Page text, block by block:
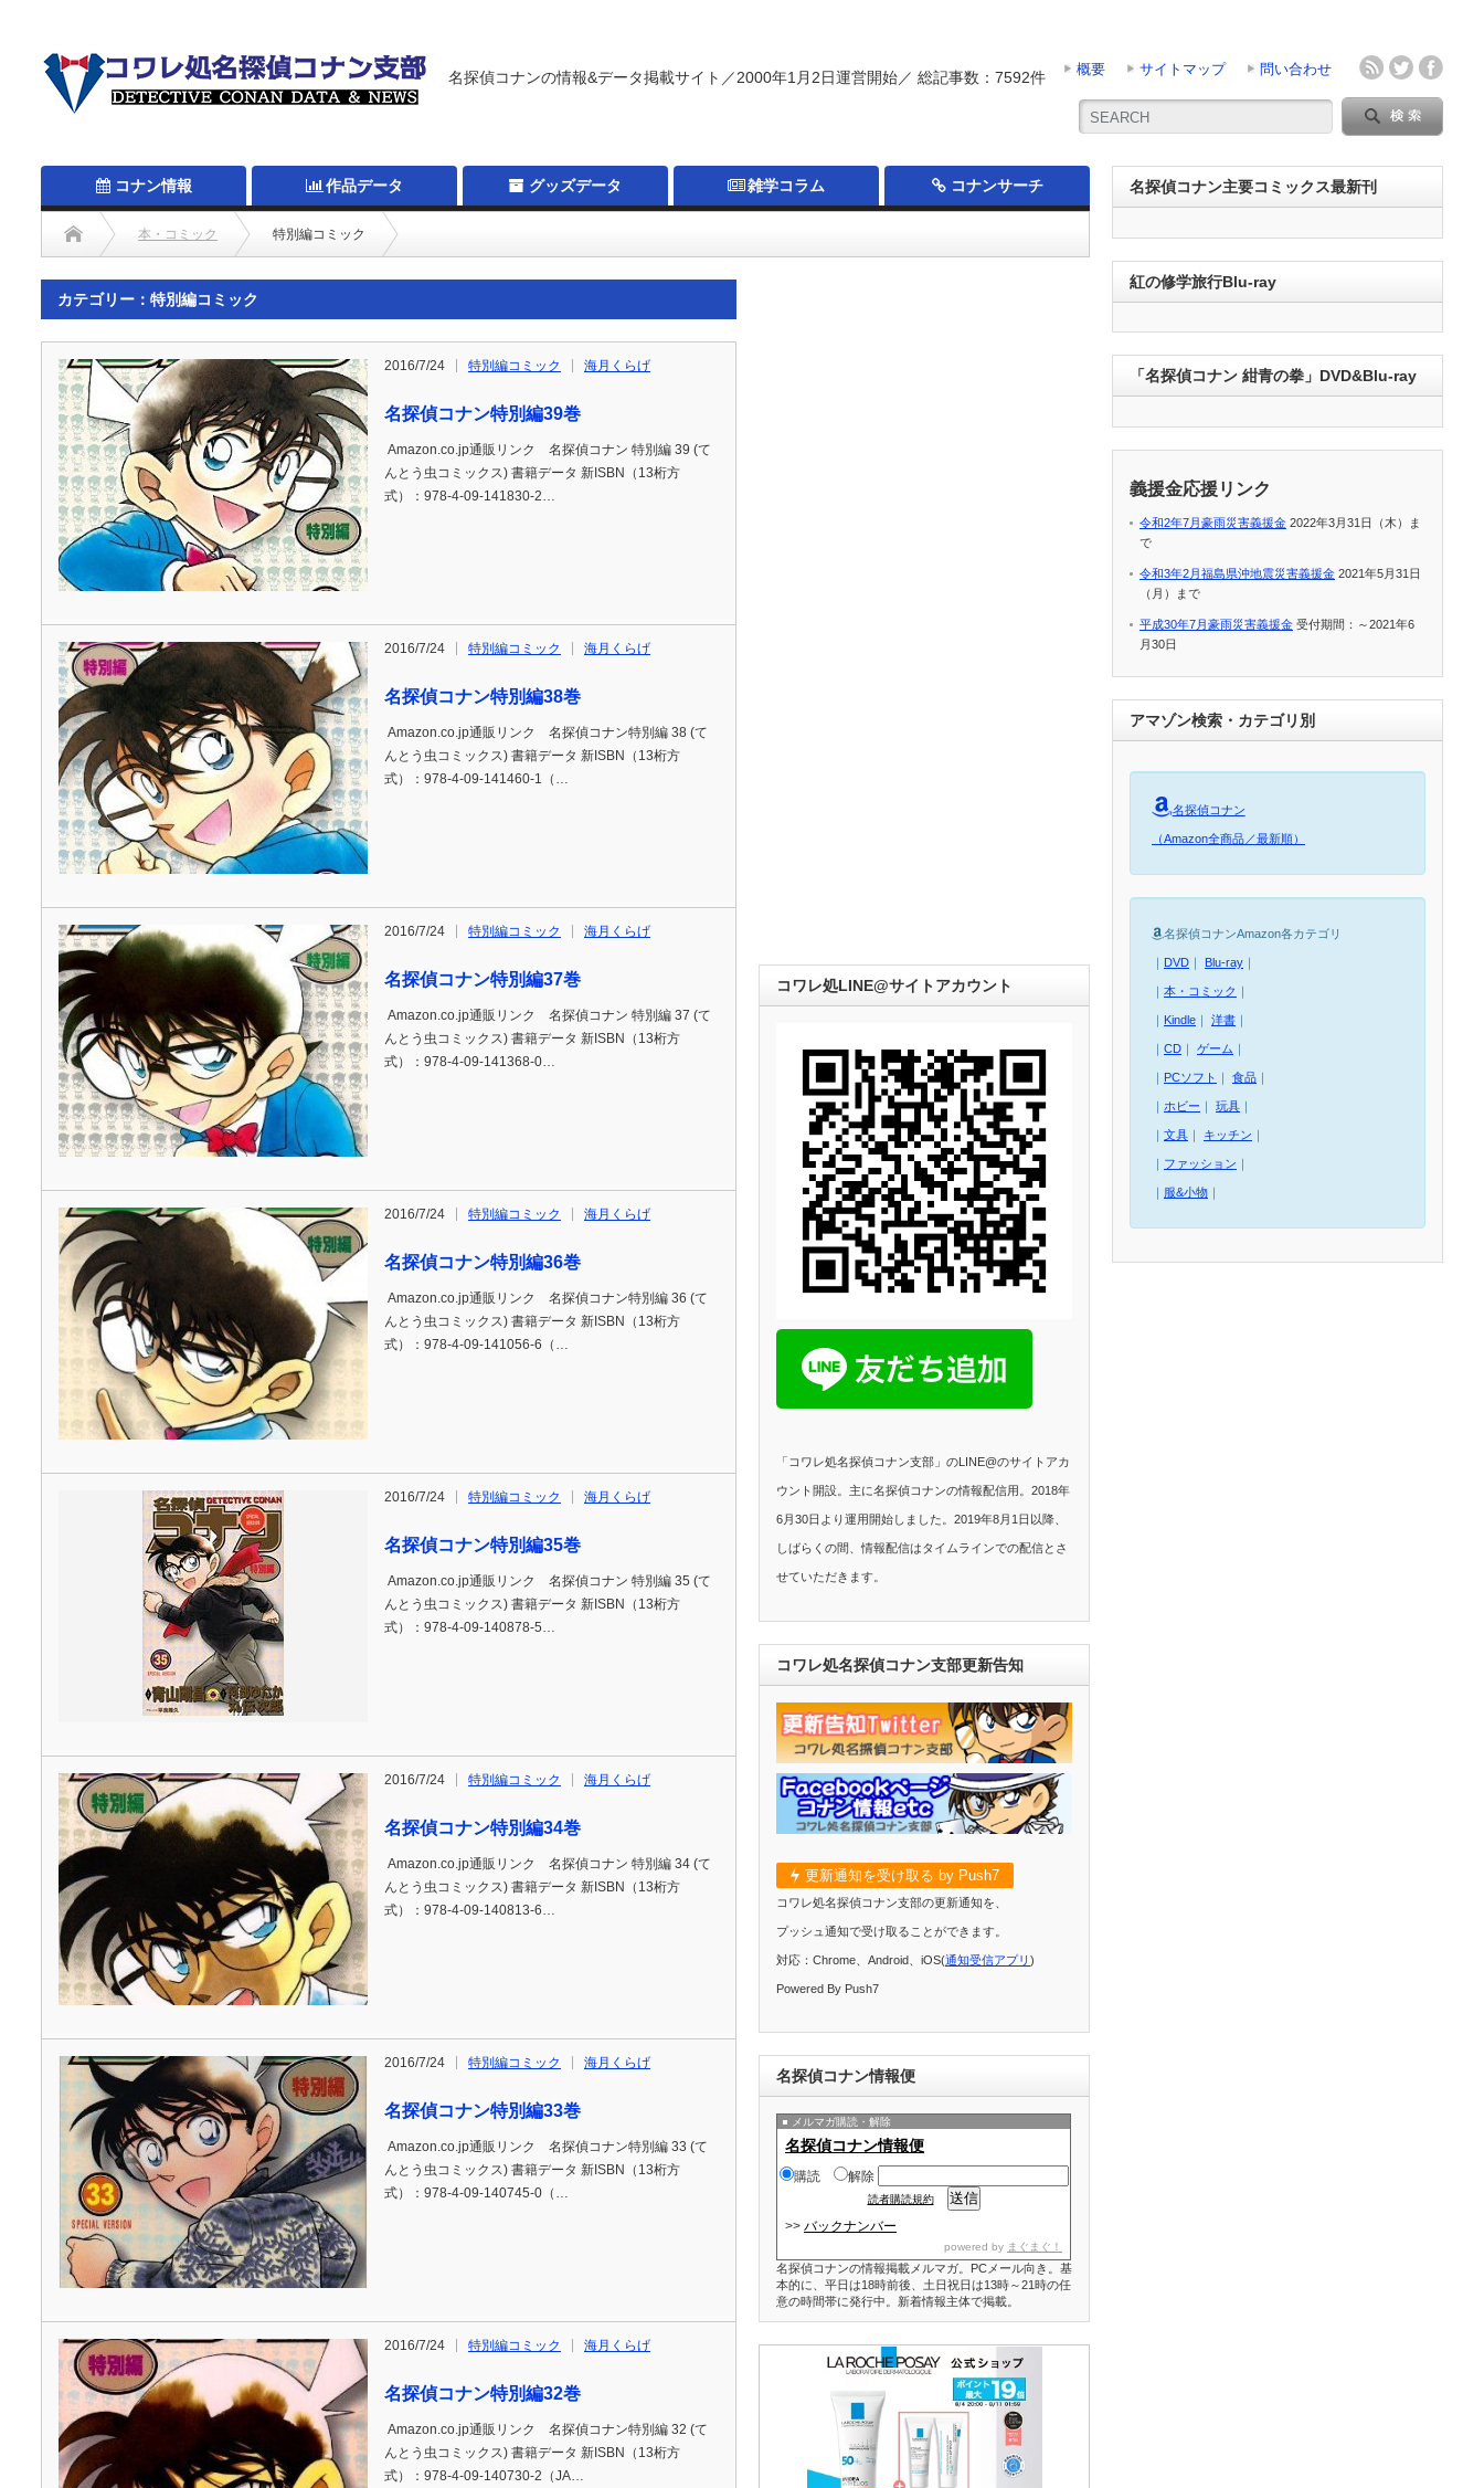
概要 サイトマップ 問い合わせ
名探偵コナンの情報&データ掲載サイト／2000年1月2日運営開始／ 総記事数：7592件
コナン情報 作品データ グッズデータ 雑学コラム コナンサーチ
本・コミック 特別編コミック
カテゴリー：特別編コミック
2016/7/24 特別編コミック 海月くらげ
名探偵コナン特別編39巻
Amazon.co.jp通販リンク 名探偵コナン 特別編 39 (て
んとう虫コミックス) 書籍データ 新ISBN（13桁方
式）：978-4-09-141830-2…
2016/7/24 特別編コミック 海月くらげ
名探偵コナン特別編38巻
Amazon.co.jp通販リンク 名探偵コナン特別編 38 (て
んとう虫コミックス) 書籍データ 新ISBN（13桁方
式）：978-4-09-141460-1（…
2016/7/24 特別編コミック 海月くらげ
名探偵コナン特別編37巻
Amazon.co.jp通販リンク 名探偵コナン 特別編 37 (て
んとう虫コミックス) 書籍データ 新ISBN（13桁方
式）：978-4-09-141368-0…
2016/7/24 特別編コミック 海月くらげ
名探偵コナン特別編36巻
Amazon.co.jp通販リンク 名探偵コナン特別編 36 (て
んとう虫コミックス) 書籍データ 新ISBN（13桁方
式）：978-4-09-141056-6（…
2016/7/24 特別編コミック 海月くらげ
名探偵コナン特別編35巻
Amazon.co.jp通販リンク 名探偵コナン 特別編 35 (て
んとう虫コミックス) 書籍データ 新ISBN（13桁方
式）：978-4-09-140878-5…
2016/7/24 特別編コミック 海月くらげ
名探偵コナン特別編34巻
Amazon.co.jp通販リンク 名探偵コナン 特別編 34 (て
んとう虫コミックス) 書籍データ 新ISBN（13桁方
式）：978-4-09-140813-6…
2016/7/24 特別編コミック 海月くらげ
名探偵コナン特別編33巻
Amazon.co.jp通販リンク 名探偵コナン特別編 33 (て
んとう虫コミックス) 書籍データ 新ISBN（13桁方
式）：978-4-09-140745-0（…
2016/7/24 特別編コミック 海月くらげ
名探偵コナン特別編32巻
Amazon.co.jp通販リンク 名探偵コナン特別編 32 (て
んとう虫コミックス) 書籍データ 新ISBN（13桁方
式）：978-4-09-140730-2（JA…
コワレ処LINE@サイトアカウント
「コワレ処名探偵コナン支部」のLINE@のサイトアカ
ウント開設。主に名探偵コナンの情報配信用。2018年
6月30日より運用開始しました。2019年8月1日以降、
しばらくの間、情報配信はタイムラインでの配信とさ
せていただきます。
コワレ処名探偵コナン支部更新告知
更新通知を受け取る by Push7
コワレ処名探偵コナン支部の更新通知を、
プッシュ通知で受け取ることができます。
対応：Chrome、Android、iOS(通知受信アプリ )
Powered By Push7
名探偵コナン情報便
メルマガ購読・解除
名探偵コナン情報便
購読 解除
読者購読規約
>> バックナンバー
powered by まぐまぐ！
名探偵コナンの情報掲載メルマガ。PCメール向き。基
本的に、平日は18時前後、土日祝日は13時～21時の任
意の時間帯に発行中。新着情報主体で掲載。
名探偵コナン主要コミックス最新刊
紅の修学旅行Blu-ray
「名探偵コナン 紺青の拳」DVD&Blu-ray
義援金応援リンク
令和2年7月豪雨災害義援金 2022年3月31日（木）ま
で
令和3年2月福島県沖地震災害義援金 2021年5月31日
（月）まで
平成30年7月豪雨災害義援金 受付期間：～2021年6
月30日
アマゾン検索・カテゴリ別
名探偵コナン
（Amazon全商品／最新順）
名探偵コナンAmazon各カテゴリ
｜ DVD ｜ Blu-ray ｜
｜ 本・コミック ｜
｜ Kindle ｜ 洋書 ｜
｜ CD ｜ ゲーム ｜
｜ PCソフト ｜ 食品 ｜
｜ ホビー ｜ 玩具 ｜
｜ 文具 ｜ キッチン ｜
｜ ファッション ｜
｜ 服&小物 ｜